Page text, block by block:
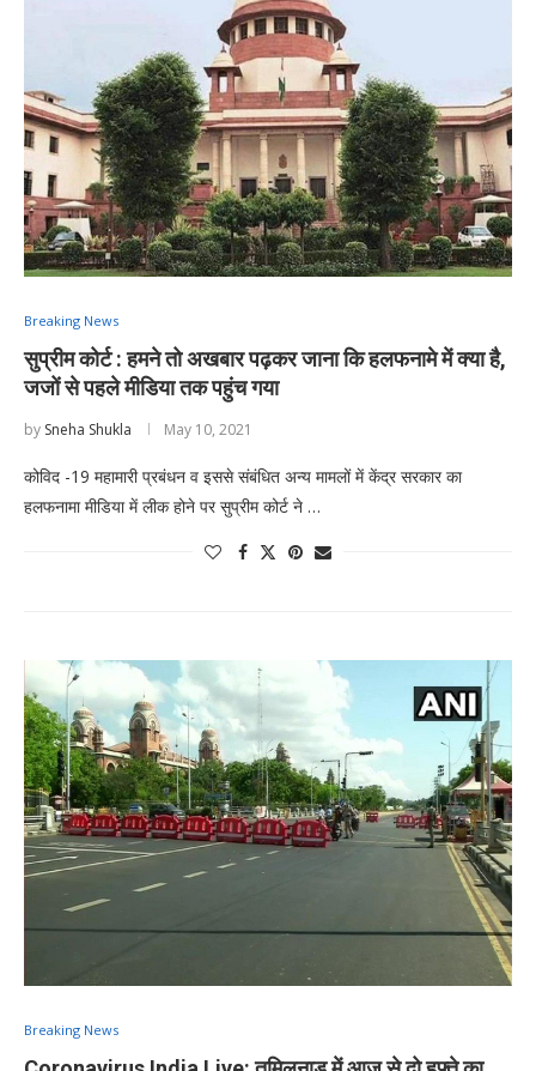
Breaking News
सुप्रीम कोर्ट : हमने तो अखबार पढ़कर जाना कि हलफनामे में क्या है,
जजों से पहले मीडिया तक पहुंच गया
by Sneha Shukla May 10, 2021
कोविद -19 महामारी प्रबंधन व इससे संबंधित अन्य मामलों में केंद्र सरकार का
हलफनामा मीडिया में लीक होने पर सुप्रीम कोर्ट ने …
Breaking News